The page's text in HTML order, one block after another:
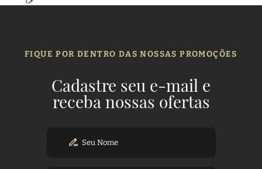
FIQUE POR DENTRO DAS NOSSAS PROMOÇÕES
Cadastre seu e-mail e
receba nossas ofertas